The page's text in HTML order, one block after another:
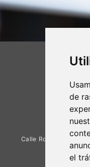
de
el
Calle Rosa de